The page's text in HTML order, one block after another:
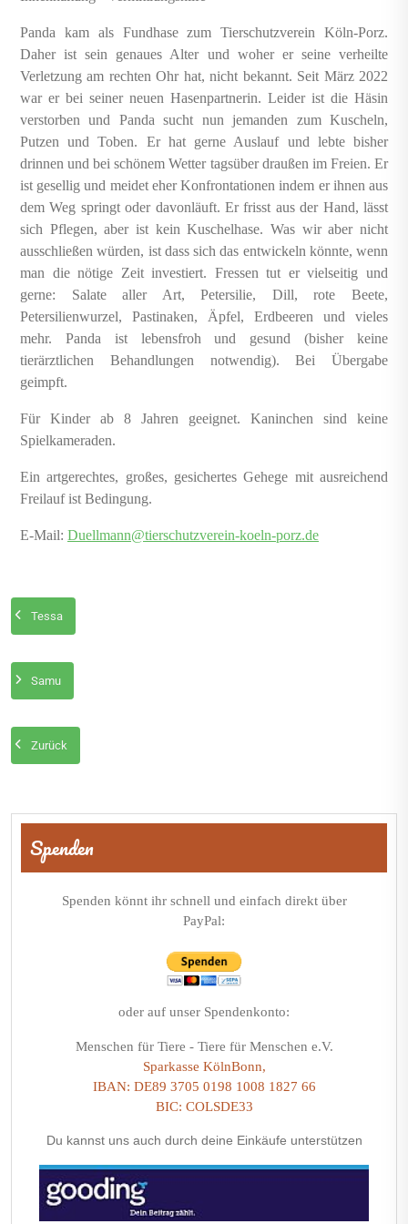
Panda kam als Fundhase zum Tierschutzverein Köln-Porz.
Daher ist sein genaues Alter und woher er seine verheilte
Verletzung am rechten Ohr hat, nicht bekannt. Seit März 2022
war er bei seiner neuen Hasenpartnerin. Leider ist die Häsin
verstorben und Panda sucht nun jemanden zum Kuscheln,
Putzen und Toben. Er hat gerne Auslauf und lebte bisher
drinnen und bei schönem Wetter tagsüber draußen im Freien. Er
ist gesellig und meidet eher Konfrontationen indem er ihnen aus
dem Weg springt oder davonläuft. Er frisst aus der Hand, lässt
sich Pflegen, aber ist kein Kuschelhase. Was wir aber nicht
ausschließen würden, ist dass sich das entwickeln könnte, wenn
man die nötige Zeit investiert. Fressen tut er vielseitig und
gerne: Salate aller Art, Petersilie, Dill, rote Beete,
Petersilienwurzel, Pastinaken, Äpfel, Erdbeeren und vieles
mehr. Panda ist lebensfroh und gesund (bisher keine
tierärztlichen Behandlungen notwendig). Bei Übergabe
geimpft.
Für Kinder ab 8 Jahren geeignet. Kaninchen sind keine
Spielkameraden.
Ein artgerechtes, großes, gesichertes Gehege mit ausreichend
Freilauf ist Bedingung.
E-Mail: Duellmann@tierschutzverein-koeln-porz.de
Tessa
Samu
Zurück
Beitragsnavigation
Spenden
Spenden könnt ihr schnell und einfach direkt über
PayPal:
oder auf unser Spendenkonto:
Menschen für Tiere - Tiere für Menschen e.V.
Sparkasse KölnBonn,
IBAN: DE89 3705 0198 1008 1827 66
BIC: COLSDE33
Du kannst uns auch durch deine Einkäufe unterstützen